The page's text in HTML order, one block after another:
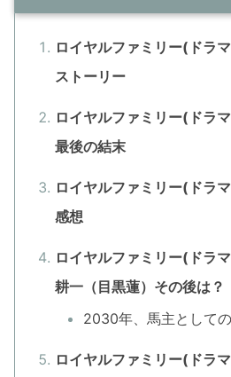
ロイヤルファミリー(ドラ
ストーリー
ロイヤルファミリー(ドラ
最後の結末
ロイヤルファミリー(ドラ
感想
ロイヤルファミリー(ドラ
耕一（目黒蓮）その後は？
2030年、馬主として
ロイヤルファミリー(ドラ